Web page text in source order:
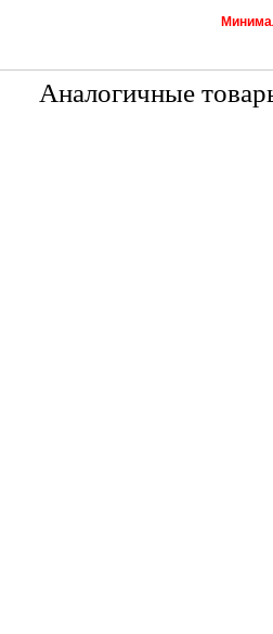
Аналогичные